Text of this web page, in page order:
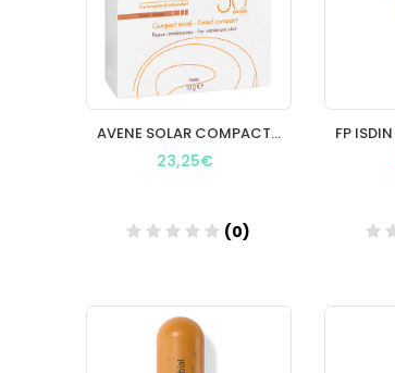
AVENE SOLAR COMPACTO 50 DORADO 95 G
23,25€
(0)
Añadir